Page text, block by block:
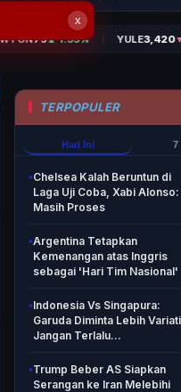
TERPOPULER
Hari Ini 7
Chelsea Kalah Beruntun di
Laga Uji Coba, Xabi Alonso:
Masih Proses
Argentina Tetapkan
Kemenangan atas Inggris
sebagai 'Hari Tim Nasional'
Indonesia Vs Singapura:
Garuda Diminta Lebih
Jangan Terlalu...
Trump Beber AS Siapkan
Serangan ke Iran Melebihi
x